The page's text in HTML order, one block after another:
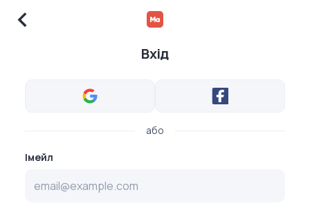
Вхід
або
Імейл